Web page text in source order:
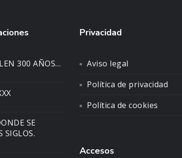
300 AÑOS…
SE
SIGLOS.
Privacidad
Aviso legal
Política de privacidad
Política de cookies
Accesos